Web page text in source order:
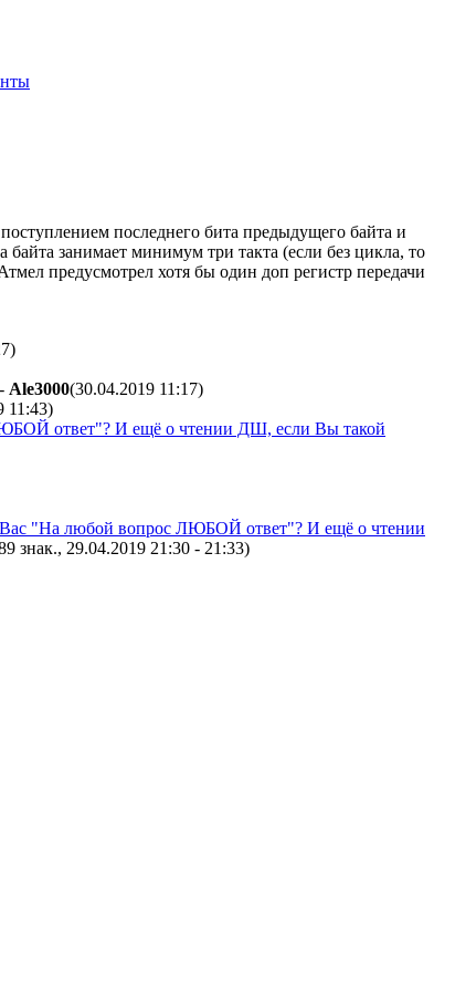
последнего бита предыдущего байта и
занимает минимум три такта (если без цикла, то
предусмотрел хотя бы один доп регистр передачи
)
- Ale3000(30.04.2019 11:17)
11:43)
ответ"? И ещё о чтении ДШ, если Вы такой
Вас "На любой вопрос ЛЮБОЙ ответ"? И ещё о чтении
знак., 29.04.2019 21:30 - 21:33)